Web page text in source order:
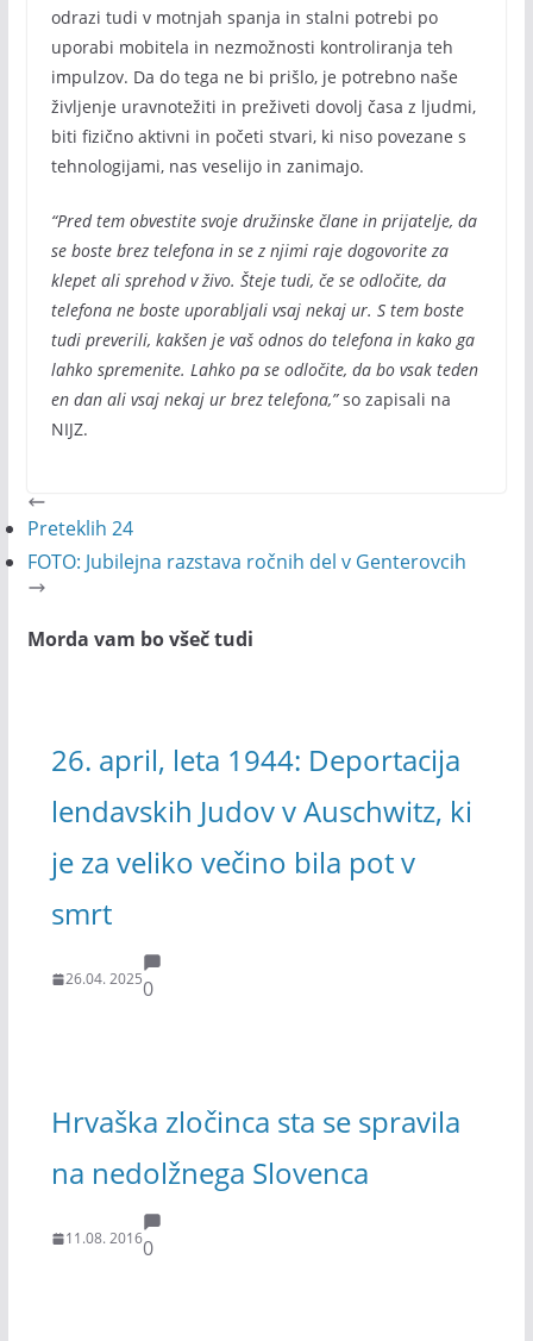
odrazi tudi v motnjah spanja in stalni potrebi po
uporabi mobitela in nezmožnosti kontroliranja teh
impulzov. Da do tega ne bi prišlo, je potrebno naše
življenje uravnotežiti in preživeti dovolj časa z ljudmi,
biti fizično aktivni in početi stvari, ki niso povezane s
tehnologijami, nas veselijo in zanimajo.
“Pred tem obvestite svoje družinske člane in prijatelje, da
se boste brez telefona in se z njimi raje dogovorite za
klepet ali sprehod v živo. Šteje tudi, če se odločite, da
telefona ne boste uporabljali vsaj nekaj ur. S tem boste
tudi preverili, kakšen je vaš odnos do telefona in kako ga
lahko spremenite. Lahko pa se odločite, da bo vsak teden
en dan ali vsaj nekaj ur brez telefona,”so zapisali na
NIJZ.
Preteklih 24
FOTO: Jubilejna razstava ročnih del v Genterovcih
Morda vam bo všeč tudi
26. april, leta 1944: Deportacija
lendavskih Judov v Auschwitz, ki
je za veliko večino bila pot v
smrt
26.04. 20250
Hrvaška zločinca sta se spravila
na nedolžnega Slovenca
11.08. 20160